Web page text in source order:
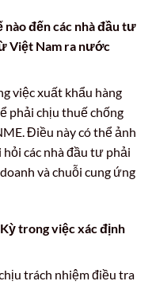
đến các nhà đầu tư
Việt Nam ra nước
việc xuất khẩu hàng
phải chịu thuế chống
Điều này có thể ảnh
các nhà đầu tư phải
và chuỗi cung ứng
trong việc xác định
trách nhiệm điều tra